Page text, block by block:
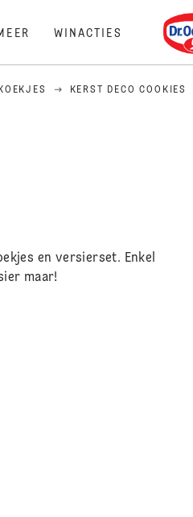
WINACTIES
KERST DECO COOKIES
en versierset. Enkel
maar!